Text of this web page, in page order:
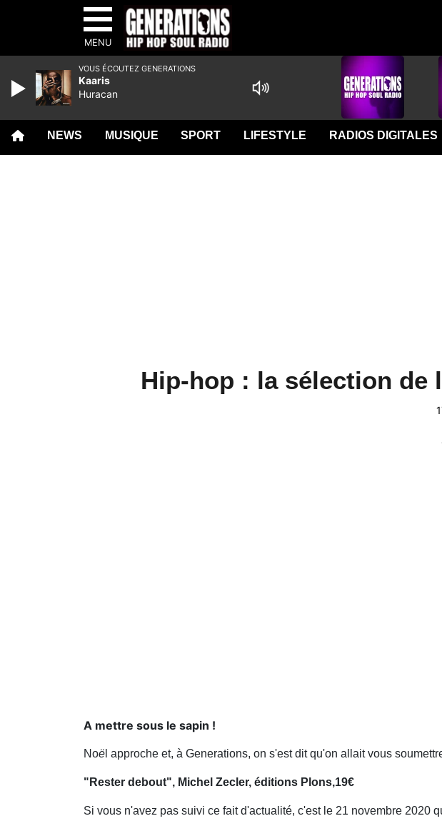
MENU
NEWS MUSIQUE SPORT LIFESTYLE RADIOS DIGITALES
Hip-hop : la sélection de
A mettre sous le sapin !
Noë l approche et, à Generations, on s'est dit qu'on allait vous
"Rester debout", Michel Zecler, éditions Plons,19€
Si vous n'avez pas suivi ce fait d'actualité, c'est le 21 novembre 2020
VOUS ÉCOUTEZ GENERATIONS
Kaaris
Huracan